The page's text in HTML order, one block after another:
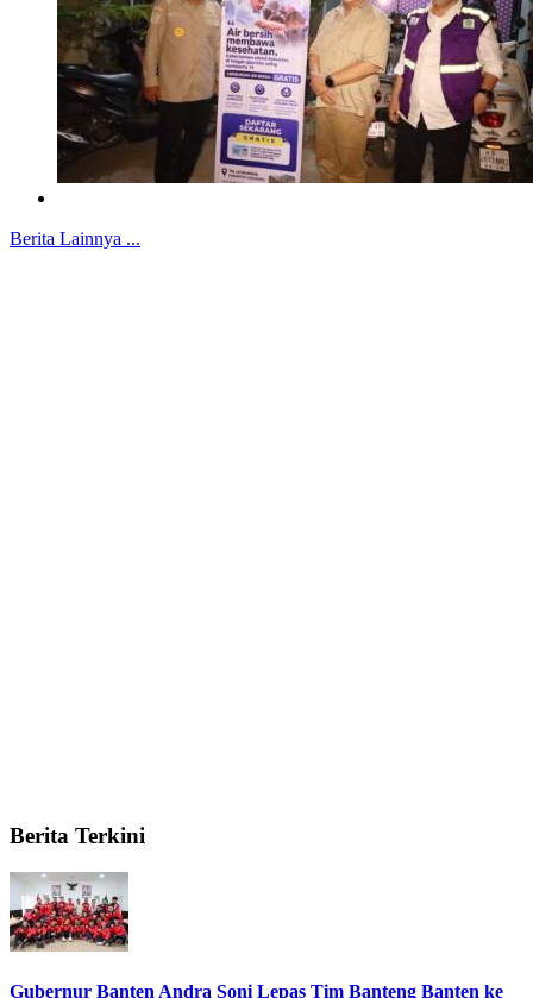
Berita Lainnya ...
Berita Terkini
Gubernur Banten Andra Soni Lepas Tim Banteng Banten ke